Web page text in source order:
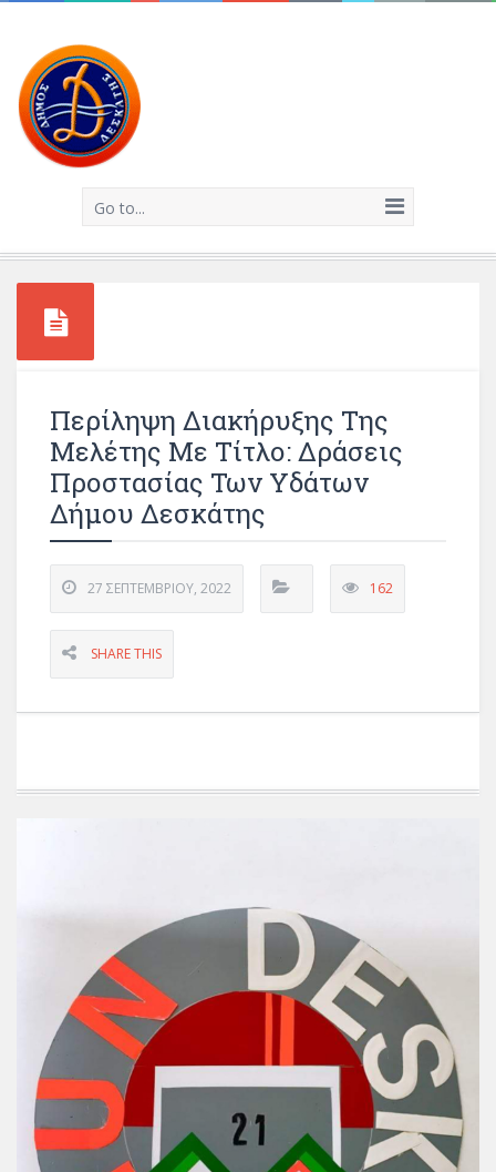
Go to...
Περίληψη Διακήρυξης Της
Μελέτης Με Τίτλο: Δράσεις
Προστασίας Των Υδάτων
Δήμου Δεσκάτης
27 ΣΕΠΤΕΜΒΡΊΟΥ, 2022 162
SHARE THIS